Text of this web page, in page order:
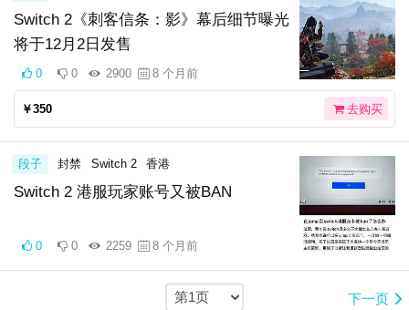
Switch 2《刺客信条：影》幕后细节曝光
将于12月2日发售
0 0 2900 8 个月前
￥350 去购买
Switch 2 港服玩家账号又被BAN
段子 封禁 Switch 2 香港
0 0 2259 8 个月前
下一页